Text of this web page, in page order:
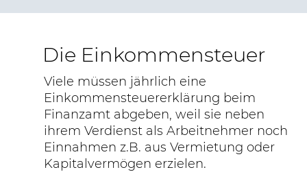
Die Einkommensteuer
Viele müssen jährlich eine
Einkommensteuererklärung beim
Finanzamt abgeben, weil sie neben
ihrem Verdienst als Arbeitnehmer noch
Einnahmen z.B. aus Vermietung oder
Kapitalvermögen erzielen.